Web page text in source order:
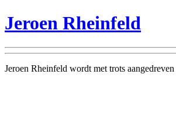
Jeroen Rheinfeld
Jeroen Rheinfeld wordt met trots